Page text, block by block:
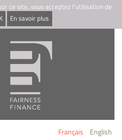
ce site, vous acceptez l'utilisation de
En savoir plus
Français English